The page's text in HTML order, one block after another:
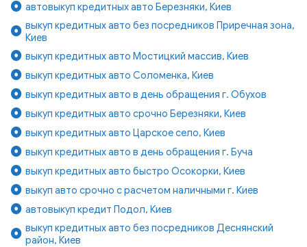
автовыкуп кредитных авто Березняки, Киев
выкуп кредитных авто без посредников Приречная зона,
Киев
выкуп кредитных авто Мостицкий массив, Киев
выкуп кредитных авто Соломенка, Киев
выкуп кредитных авто в день обращения г. Обухов
выкуп кредитных авто срочно Березняки, Киев
выкуп кредитных авто Царское село, Киев
выкуп кредитных авто в день обращения г. Буча
выкуп кредитных авто быстро Осокорки, Киев
выкуп авто срочно с расчетом наличными г. Киев
автовыкуп кредит Подол, Киев
выкуп кредитных авто без посредников Деснянский
район, Киев